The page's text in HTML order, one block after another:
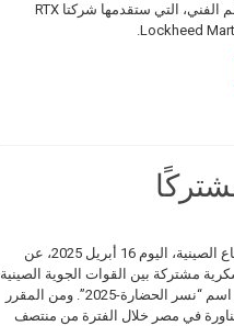
اللوجستية، والدعم الفني، التي ستقدمها شركتا RTX
أعلنت وزارة الدفاع الصينية، اليوم 16 أبريل 2025، عن
مشتركة بين القوات الجوية الصينية
والمصرية، تحمل اسم “نسر الحضارة-2025”. ومن المقرر
في مصر خلال الفترة من منتصف